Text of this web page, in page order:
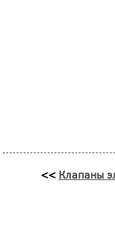
<< Клапаны